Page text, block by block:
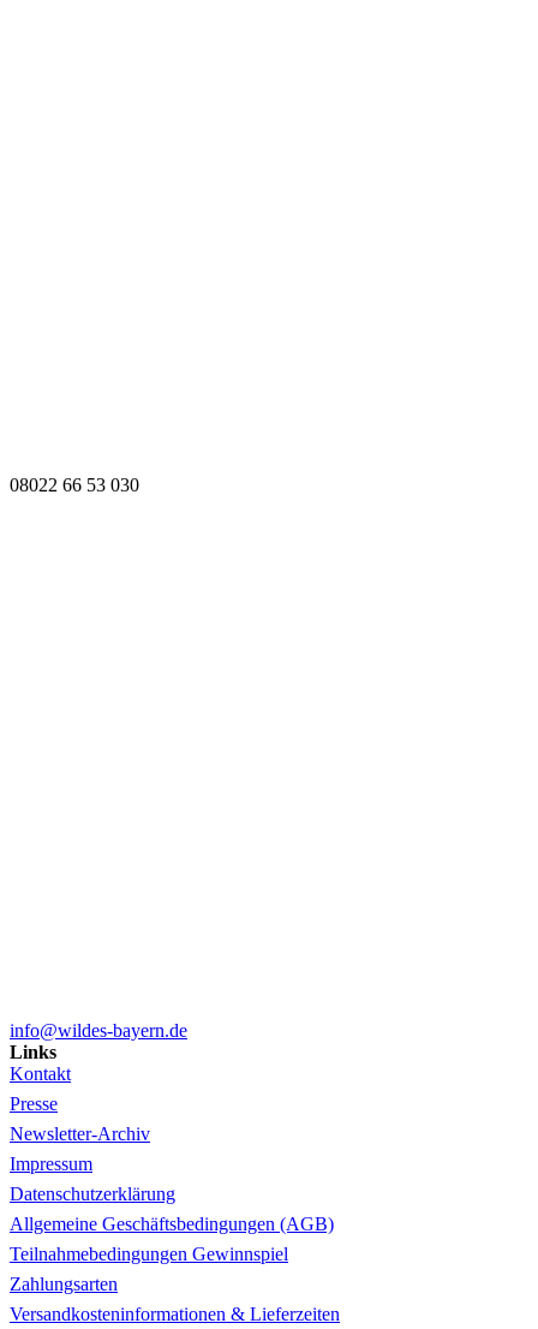
08022 66 53 030
info@wildes-bayern.de
Links
Kontakt
Presse
Newsletter-Archiv
Impressum
Datenschutzerklärung
Allgemeine Geschäftsbedingungen (AGB)
Teilnahmebedingungen Gewinnspiel
Zahlungsarten
Versandkosteninformationen & Lieferzeiten